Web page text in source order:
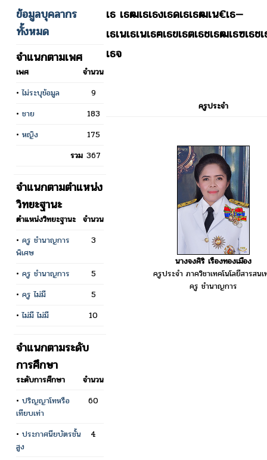
ข้อมูลบุคลากร
ทั้งหมด
จำแนกตามเพศ
เพศ
จำนวน
•ไม่ระบุข้อมูล
9
• ชาย
183
• หญิง
175
รวม 367
จำแนกตามตำแหน่ง
วิทยะฐานะ
ตำแหน่งวิทยะฐานะ จำนวน
• ครู ชำนาญการ
พิเศษ
3
• ครู ชำนาญการ
5
• ครู ไม่มี
5
•ไม่มี ไม่มี 10
จำแนกตามระดับ
การศึกษา
ระดับการศึกษา
จำนวน
• ปริญญาโทหรือ
เทียบเท่า
60
• ประกาศนียบัตรชั้น
สูง
4
เธ เธฒเธเธงเธดเธเธฒเน€เธ—
เธเนเธเนเธฅเธขเธตเธชเธฒเธฃเธช
เธจ
ครูประจำ
นางจงศิริ เรืองทองเมือง
ครูประจำ ภาควิชาเทคโนโลยีสารสน
ครู ชำนาญการ